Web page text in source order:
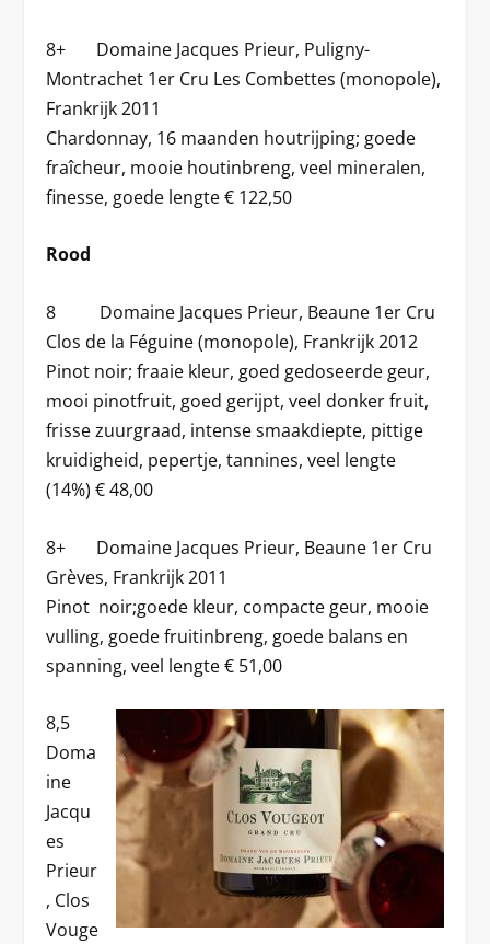
8+ Domaine Jacques Prieur, Puligny-
Montrachet 1er Cru Les Combettes (monopole),
Frankrijk 2011
Chardonnay, 16 maanden houtrijping; goede
fraîcheur, mooie houtinbreng, veel mineralen,
finesse, goede lengte € 122,50
Rood
8 Domaine Jacques Prieur, Beaune 1er Cru
Clos de la Féguine (monopole), Frankrijk 2012
Pinot noir; fraaie kleur, goed gedoseerde geur,
mooi pinotfruit, goed gerijpt, veel donker fruit,
frisse zuurgraad, intense smaakdiepte, pittige
kruidigheid, pepertje, tannines, veel lengte
(14%) € 48,00
8+ Domaine Jacques Prieur, Beaune 1er Cru
Grèves, Frankrijk 2011
Pinot noir;goede kleur, compacte geur, mooie
vulling, goede fruitinbreng, goede balans en
spanning, veel lengte € 51,00
8,5
Doma
ine
Jacqu
es
Prieur
, Clos
Vouge